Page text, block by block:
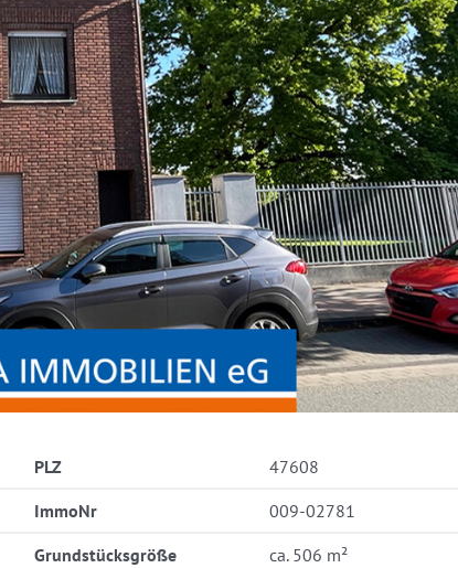
PLZ
47608
ImmoNr
009-02781
Grundstücksgröße
ca. 506 m²